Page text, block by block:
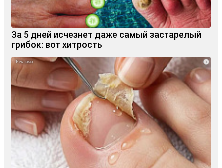
За 5 дней исчезнет даже самый застарелый
грибок: вот хитрость
i